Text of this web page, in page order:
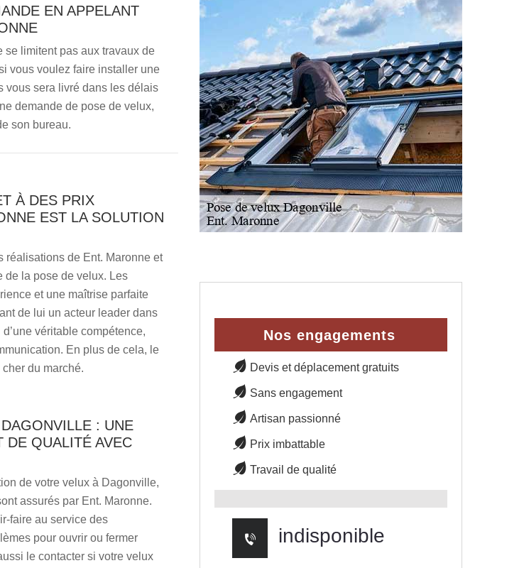
EN APPELANT
se limitent pas aux travaux de
vous voulez faire installer une
vous sera livré dans les délais
demande de pose de velux,
son bureau.
À DES PRIX
EST LA SOLUTION
réalisations de Ent. Maronne et
de la pose de velux. Les
et une maîtrise parfaite
de lui un acteur leader dans
véritable compétence,
En plus de cela, le
du marché.
: UNE
DE QUALITÉ AVEC
de votre velux à Dagonville,
assurés par Ent. Maronne.
faire au service des
pour ouvrir ou fermer
le contacter si votre velux
Nos engagements
Devis et déplacement gratuits
Sans engagement
Artisan passionné
Prix imbattable
Travail de qualité
indisponible